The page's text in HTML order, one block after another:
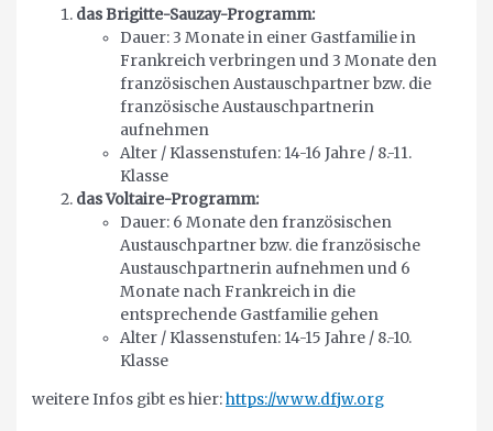
das Brigitte-Sauzay-Programm:
Dauer: 3 Monate in einer Gastfamilie in
Frankreich verbringen und 3 Monate den
französischen Austauschpartner bzw. die
französische Austauschpartnerin
aufnehmen
Alter / Klassenstufen: 14-16 Jahre / 8.-11.
Klasse
das Voltaire-Programm:
Dauer: 6 Monate den französischen
Austauschpartner bzw. die französische
Austauschpartnerin aufnehmen und 6
Monate nach Frankreich in die
entsprechende Gastfamilie gehen
Alter / Klassenstufen: 14-15 Jahre / 8.-10.
Klasse
weitere Infos gibt es hier:https://www.dfjw.org